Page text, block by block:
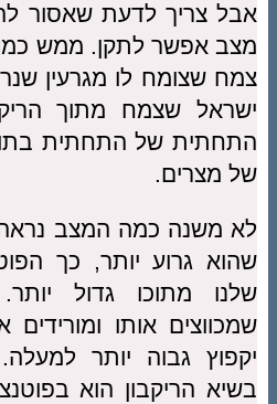
אבל צריך לדעת שאסור
מצב אפשר לתקן. ממש
צמח שצומח לו מגרעין
ישראל שצמח מתוך
התחתית של התחתית
של מצרים.
לא משנה כמה המצב נראה
שהוא גרוע יותר, כך
שלנו מתוכו גדול
שמכווצים אותו
יקפוץ גבוה יותר
בשיא הריקבון הוא